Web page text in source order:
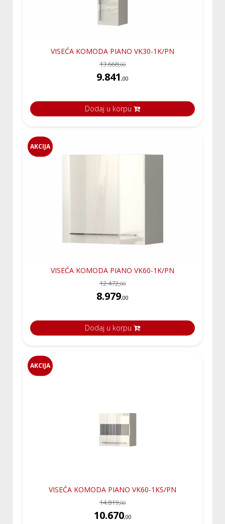
VISEĆA KOMODA PIANO VK30-1K/PN
13.668,00
9.841 ,00
Dodaj u korpu
AKCIJA
VISEĆA KOMODA PIANO VK60-1K/PN
12.472,00
8.979,00
Dodaj u korpu
AKCIJA
VISEĆA KOMODA PIANO VK60-1KS/PN
14.819,00
10.670,00